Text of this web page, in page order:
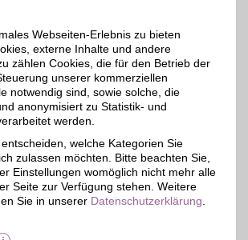
3% Zum Partnerprofil
15€
Ob bewährte Klassiker
oder brandneue Trends:
Als Deutschlands größter
Onlinehändler für Fashion
und Lifestyle bietet OTTO
Webseiten-Erlebnis zu bieten
externe Inhalte und andere
zählen Cookies, die für den Betrieb der
unserer kommerziellen
notwendig sind, sowie solche, die
anonymisiert zu Statistik- und
werden.
welche Kategorien Sie
zulassen möchten. Bitte beachten Sie,
Einstellungen womöglich nicht mehr alle
Seite zur Verfügung stehen. Weitere
Sie in unserer Datenschutzerklärung